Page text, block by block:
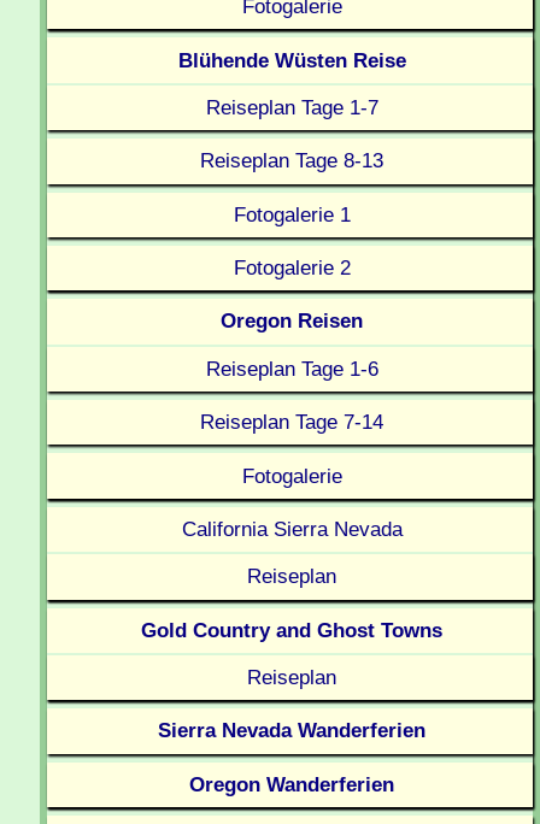
Fotogalerie
Blühende Wüsten Reise
Reiseplan Tage 1-7
Reiseplan Tage 8-13
Fotogalerie 1
Fotogalerie 2
Oregon Reisen
Reiseplan Tage 1-6
Reiseplan Tage 7-14
Fotogalerie
California Sierra Nevada
Reiseplan
Gold Country and Ghost Towns
Reiseplan
Sierra Nevada Wanderferien
Oregon Wanderferien